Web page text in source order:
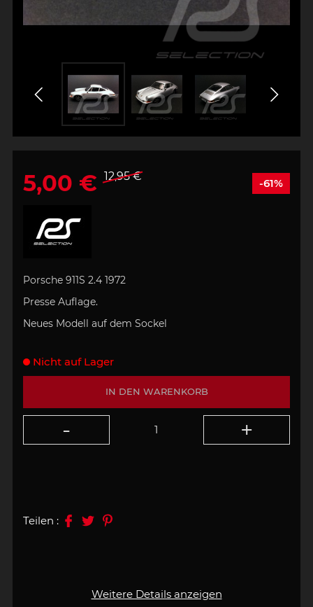
5,00 € 12,95 € -61%
Porsche 911S 2.4 1972
Presse Auflage.
Neues Modell
auf dem Sockel
Weitere Details anzeigen
IN DEN WARENKORB
Nicht auf Lager
Teilen :